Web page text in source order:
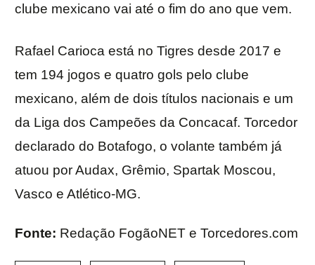
clube mexicano vai até o fim do ano que vem.
Rafael Carioca está no Tigres desde 2017 e
tem 194 jogos e quatro gols pelo clube
mexicano, além de dois títulos nacionais e um
da Liga dos Campeões da Concacaf. Torcedor
declarado do Botafogo, o volante também já
atuou por Audax, Grêmio, Spartak Moscou,
Vasco e Atlético-MG.
Fonte: Redação FogãoNET e Torcedores.com